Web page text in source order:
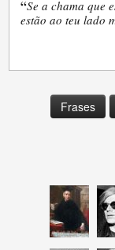
“Se a chama que
estão ao teu lado
Frases